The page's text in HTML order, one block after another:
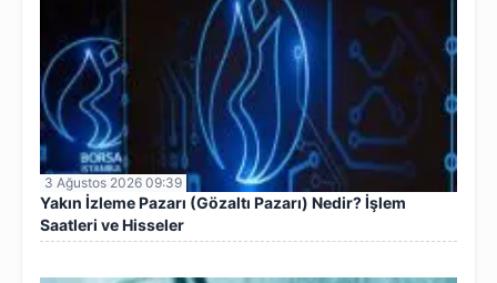
3 Ağustos 2026 09:39
Yakın İzleme Pazarı (Gözaltı Pazarı) Nedir? İşlem
Saatleri ve Hisseler